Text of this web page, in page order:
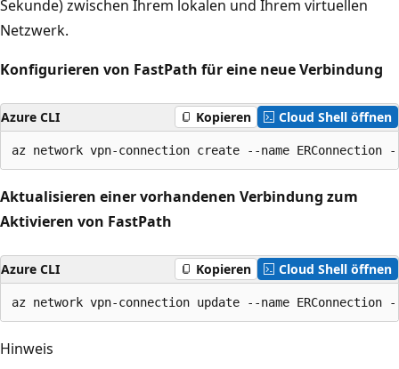
Sekunde) zwischen Ihrem lokalen und Ihrem virtuellen
Netzwerk.
Konfigurieren von FastPath für eine neue Verbindung
Azure CLI Kopieren Cloud Shell öffnen
Aktualisieren einer vorhandenen Verbindung zum
Aktivieren von FastPath
Azure CLI Kopieren Cloud Shell öffnen
Hinweis